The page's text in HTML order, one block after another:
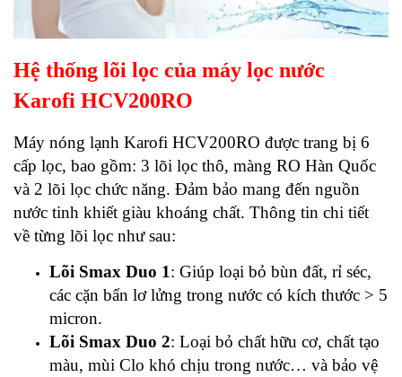
Hệ thống lõi lọc của máy lọc nước
Karofi HCV200RO
Máy nóng lạnh Karofi HCV200RO được trang bị 6
cấp lọc, bao gồm: 3 lõi lọc thô, màng RO Hàn Quốc
và 2 lõi lọc chức năng. Đảm bảo mang đến nguồn
nước tinh khiết giàu khoáng chất. Thông tin chi tiết
về từng lõi lọc như sau:
Lõi Smax Duo 1: Giúp loại bỏ bùn đất, rỉ séc,
các cặn bẩn lơ lửng trong nước có kích thước > 5
micron.
Lõi Smax Duo 2: Loại bỏ chất hữu cơ, chất tạo
màu, mùi Clo khó chịu trong nước… và bảo vệ